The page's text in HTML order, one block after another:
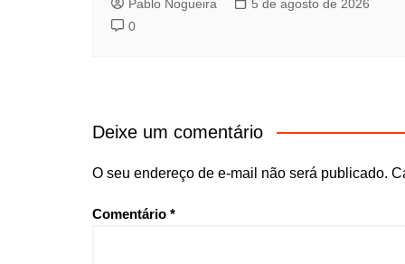
Pablo Nogueira
5 de agosto de 2026
0
Deixe um comentário
O seu endereço de e-mail não será publicado.
Comentário *